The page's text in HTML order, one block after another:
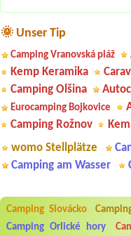
🌞 Unser Tip
Camping Vranovská pláž
Kemp Keramika
Camping Olšina
Eurocamping Bojkovice
Camping Rožnov
womo Stellplätze
Camping am Wasser
Camping Slovácko
Camping Orlické hory
Aneta Melicharová
***
Byli jsme zde v týdnu od